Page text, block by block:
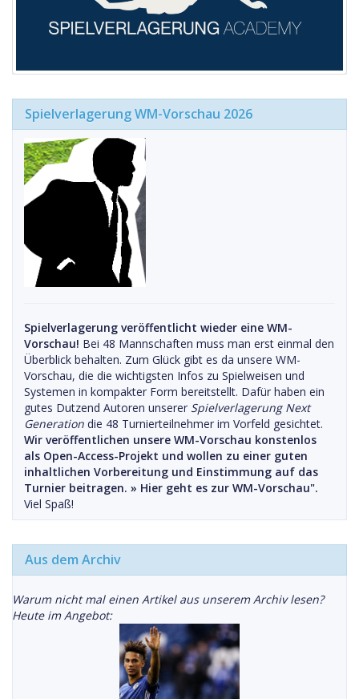
Spielverlagerung WM-Vorschau 2026
Spielverlagerung veröffentlicht wieder eine WM-
Vorschau! Bei 48 Mannschaften muss man erst einmal den
Überblick behalten. Zum Glück gibt es da unsere WM-
Vorschau, die die wichtigsten Infos zu Spielweisen und
Systemen in kompakter Form bereitstellt. Dafür haben ein
gutes Dutzend Autoren unserer Spielverlagerung Next
Generation die 48 Turnierteilnehmer im Vorfeld gesichtet.
Wir veröffentlichen unsere WM-Vorschau konstenlos
als Open-Access-Projekt und wollen zu einer guten
inhaltlichen Vorbereitung und Einstimmung auf das
Turnier beitragen. » Hier geht es zur WM-Vorschau".
Viel Spaß!
Aus dem Archiv
Warum nicht mal einen Artikel aus unserem Archiv lesen?
Heute im Angebot: